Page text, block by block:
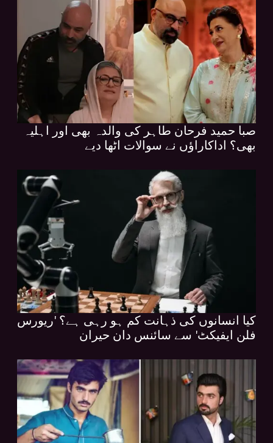
صبا حمید فرحان طاہر کی والدہ بھی اور اہلیہ
بھی؟ اداکاراؤں نے سوالات اٹھا دیے
کیا انسانوں کی ذہانت کم ہو رہی ہے؟ 'ریورس
فلن ایفیکٹ' سے سائنس دان حیران